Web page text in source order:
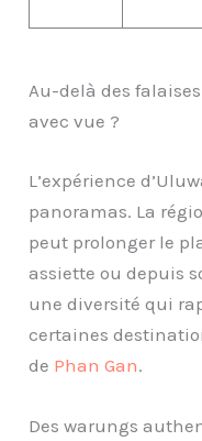
Au-delà des
avec vue ?
L’expérience
panoramas. La
peut prolonger le
assiette ou depuis
une diversité qui
certaines
de Phan Gan.
Des warungs